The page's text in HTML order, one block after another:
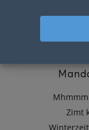
Zimt